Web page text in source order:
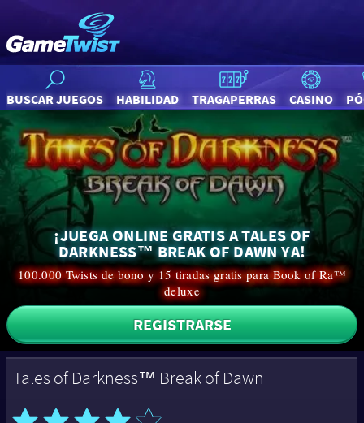
BUSCAR JUEGOS HABILIDAD TRAGAPERRAS CASINO
¡JUEGA ONLINE GRATIS A TALES OF
DARKNESS™ BREAK OF DAWN YA!
100.000 Twists de bono y 15 tiradas gratis para Book of Ra™
deluxe
REGISTRARSE
Tales of Darkness™ Break of Dawn